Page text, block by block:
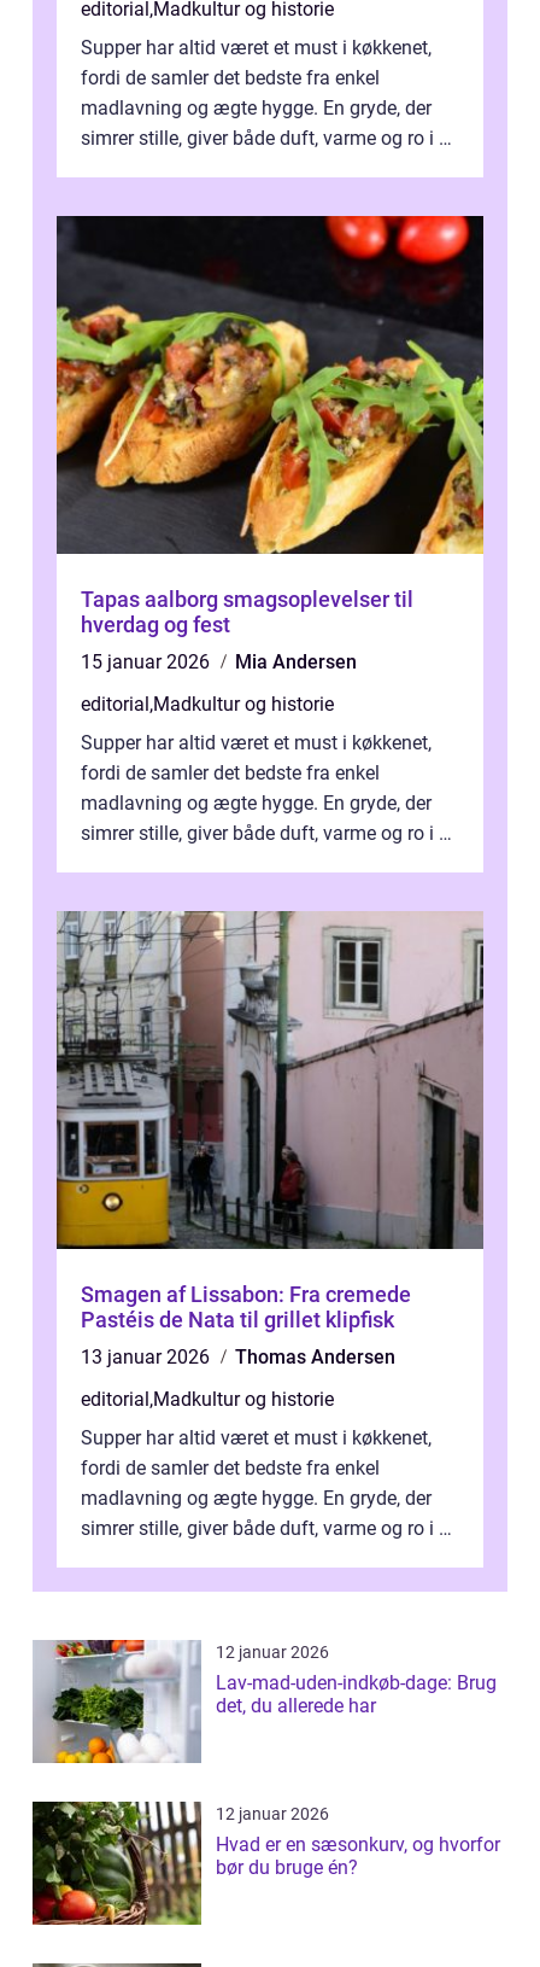
editorial ,Madkultur og historie
Supper har altid været et must i køkkenet,
fordi de samler det bedste fra enkel
madlavning og ægte hygge. En gryde, der
simrer stille, giver både duft, varme og ro i en
Tapas aalborg smagsoplevelser til
hverdag og fest
15 januar 2026
Mia Andersen
editorial ,Madkultur og historie
Supper har altid været et must i køkkenet,
fordi de samler det bedste fra enkel
madlavning og ægte hygge. En gryde, der
simrer stille, giver både duft, varme og ro i en
Smagen af Lissabon: Fra cremede
Pastéis de Nata til grillet klipfisk
13 januar 2026
Thomas Andersen
editorial ,Madkultur og historie
Supper har altid været et must i køkkenet,
fordi de samler det bedste fra enkel
madlavning og ægte hygge. En gryde, der
simrer stille, giver både duft, varme og ro i en
12 januar 2026
Lav-mad-uden-indkøb-dage: Brug
det, du allerede har
12 januar 2026
Hvad er en sæsonkurv, og hvorfor
bør du bruge én?